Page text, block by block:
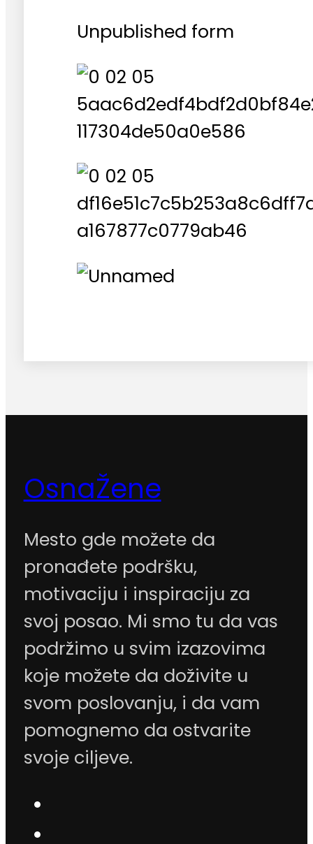
Unpublished form
OsnaŽene
Mesto gde možete da
pronađete podršku,
motivaciju i inspiraciju za
svoj posao. Mi smo tu da vas
podržimo u svim izazovima
koje možete da doživite u
svom poslovanju, i da vam
pomognemo da ostvarite
svoje ciljeve.